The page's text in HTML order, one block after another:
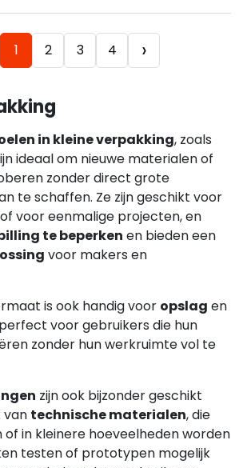
1 2 3 4 ›
in kleine verpakking, zoals
ideaal om nieuwe materialen of
zonder direct grote
te schaffen. Ze zijn geschikt voor
voor eenmalige projecten, en
te beperken en bieden een
voor makers en
is ook handig voor opslag en
voor gebruikers die hun
zonder hun werkruimte vol te
zijn ook bijzonder geschikt
van technische materialen, die
of in kleinere hoeveelheden worden
testen of prototypen mogelijk